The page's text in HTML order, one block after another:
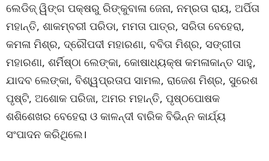
ଲେଡିଜ୍ ୱିଙ୍ଗ ପକ୍ଷରୁ ରିଙ୍କୁବାଳା ଜେନା, ନମ୍ରତା ରାୟ, ଅର୍ପିତା
ମହାନ୍ତି, ଶାକମ୍ବରୀ ପରିଡା, ମମତା ପାତ୍ର, ସରିତା ବେହେରା,
କମଳା ମିଶ୍ର, ଦ୍ରୌପଦୀ ମହାରଣା, ବବିତା ମିଶ୍ର, ସଙ୍ଗୀତା
ମହାରଣା, ଶର୍ମିଷ୍ଠା ଲେଙ୍କା, କୋଷାଧ୍ୟକ୍ଷ କମଳାକାନ୍ତ ସାହୁ,
ଯାଦବ ଲେଙ୍କା, ବିଶ୍ୱପ୍ରତାପ ସାମଲ, ରାଜେଶ ମିଶ୍ର, ସୁରେଶ
ପୃଷ୍ଟି, ଅଶୋକ ପରିଜା, ଅମର ମହାନ୍ତି, ପୃଷ୍ଠପୋଷକ
ଶଶିଶେଖର ବେହେରା ଓ କାଳନ୍ଦୀ ବାରିକ ବିଭିନ୍ନ କାର୍ଯ୍ୟ
ସଂପାଦନ କରିଥିଲେ।